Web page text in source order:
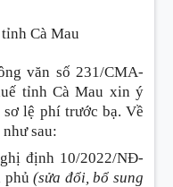
Cà Mau
văn số 231/CMA-
tỉnh Cà Mau xin ý
lệ phí trước bạ. Về
sau:
định 10/2022/NĐ-
phủ(sửa đổi, bổ sung